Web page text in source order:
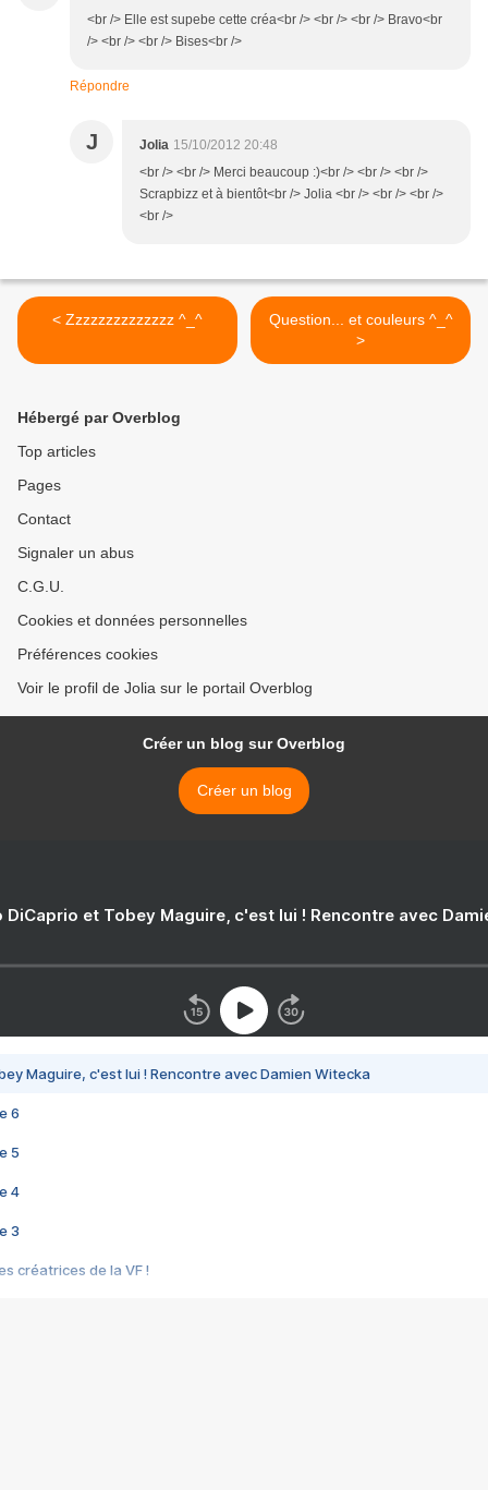
<br /> Elle est supebe cette créa<br /> <br /> <br /> Bravo<br
/> <br /> <br /> Bises<br />
Répondre
J Jolia 15/10/2012 20:48
<br /> <br /> Merci beaucoup :)<br /> <br /> <br />
Scrapbizz et à bientôt<br /> Jolia <br /> <br /> <br />
<br />
< Zzzzzzzzzzzzzz ^_^
Question... et couleurs ^_^
>
Hébergé par Overblog
Top articles
Pages
Contact
Signaler un abus
C.G.U.
Cookies et données personnelles
Préférences cookies
Voir le profil de Jolia sur le portail Overblog
Créer un blog sur Overblog
Créer un blog
DiCaprio et Tobey Maguire, c'est lui ! Rencontre avec
Maguire, c'est lui ! Rencontre avec Damien Witecka
6
5
4
3
créatrices de la VF !